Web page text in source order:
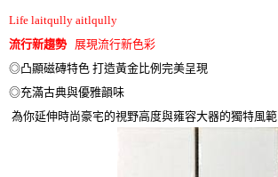
Life laitqully aitlqully
流行新趨勢展現流行新色彩
◎凸顯磁磚特色 打造黃金比例完美呈現
◎充滿古典與優雅韻味
為你延伸時尚豪宅的視野高度與雍容大器的獨特風範